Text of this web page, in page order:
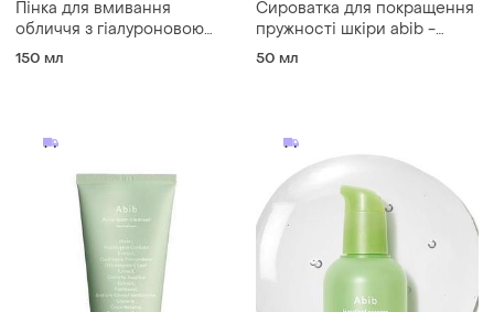
Пінка для вмивання
обличчя з гіалуроновою
кислотою abib - deep clean
150 мл
Сироватка для покращення
пружності шкіри abib -
jericho rose bifida serum
50 мл